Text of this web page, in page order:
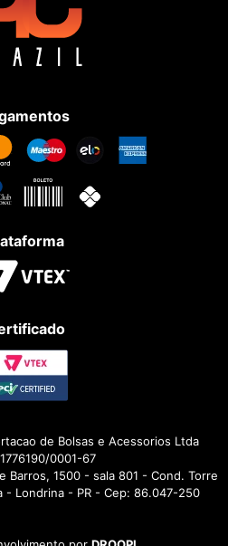
de Bolsas e Acessorios Ltda
0001-67
Barros, 1500 - sala 801 - Cond. Torre
- Londrina - PR - Cep: 86.047-250